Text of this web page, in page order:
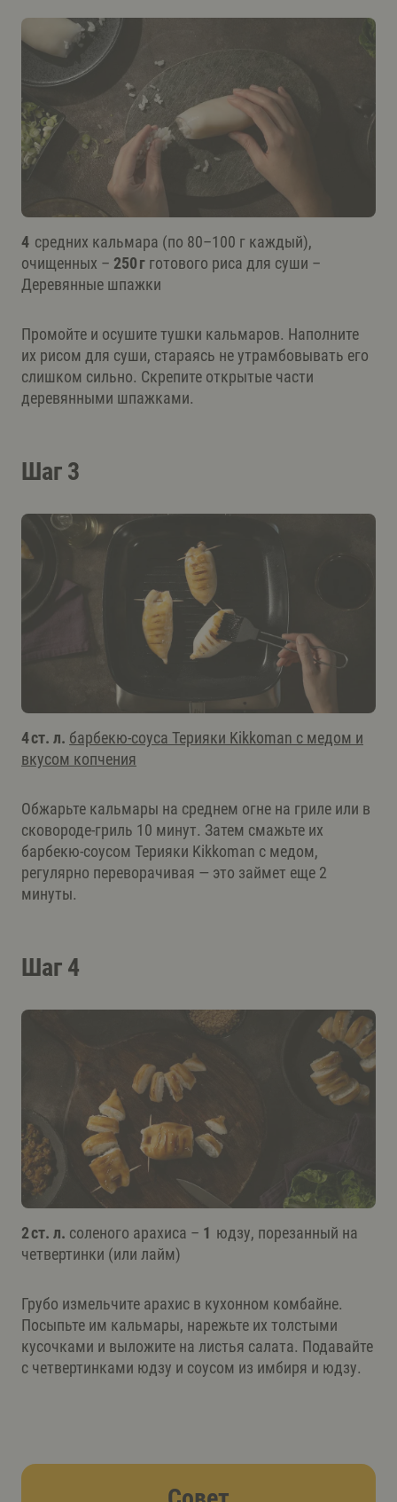
4 средних кальмара (по 80–100 г каждый),
очищенных – 250 г готового риса для суши –
Деревянные шпажки
Промойте и осушите тушки кальмаров. Наполните
их рисом для суши, стараясь не утрамбовывать его
слишком сильно. Скрепите открытые части
деревянными шпажками.
Шаг 3
4 ст. л. барбекю-соуса Терияки Kikkoman с медом и
вкусом копчения
Обжарьте кальмары на среднем огне на гриле или в
сковороде-гриль 10 минут. Затем смажьте их
барбекю-соусом Терияки Kikkoman с медом,
регулярно переворачивая — это займет еще 2
минуты.
Шаг 4
2 ст. л. соленого арахиса – 1 юдзу, порезанный на
четвертинки (или лайм)
Грубо измельчите арахис в кухонном комбайне.
Посыпьте им кальмары, нарежьте их толстыми
кусочками и выложите на листья салата. Подавайте
с четвертинками юдзу и соусом из имбиря и юдзу.